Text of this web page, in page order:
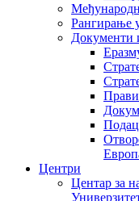
Рангирање
Документи
Центри
Центар за